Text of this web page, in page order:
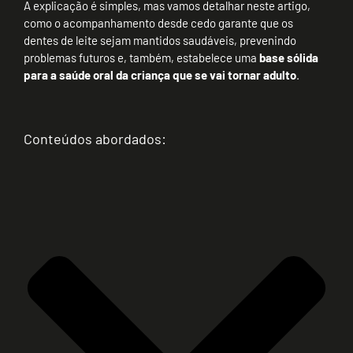
A explicação é simples, mas vamos detalhar neste artigo,
como o acompanhamento desde cedo garante que os
dentes de leite sejam mantidos saudáveis, prevenindo
problemas futuros e, também, estabelece uma base sólida
para a saúde oral da criança que se vai tornar adulto.
Conteúdos abordados: